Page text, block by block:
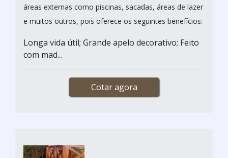
áreas externas como piscinas, sacadas, áreas de lazer
e muitos outros, pois oferece os seguintes benefícios:
Longa vida útil; Grande apelo decorativo; Feito
com mad...
Cotar agora